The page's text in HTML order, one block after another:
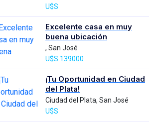
U$S
Excelente casa en muy
buena ubicación
, San José
U$S 139000
¡Tu Oportunidad en Ciudad
del Plata!
Ciudad del Plata, San José
U$S